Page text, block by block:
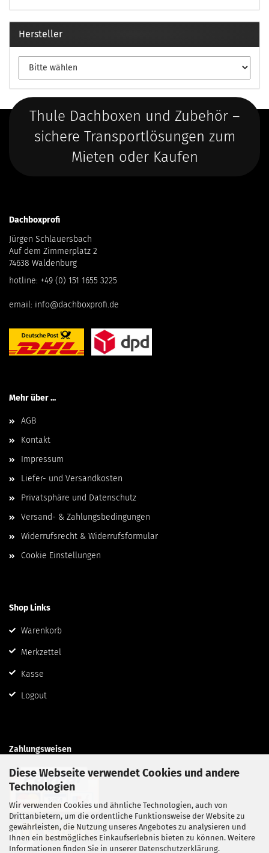
Diese Webseite verwendet Cookies und andere
Technologien
Wir verwenden Cookies und ähnliche Technologien, auch von
Drittanbietern, um die ordentliche Funktionsweise der Website zu
gewährleisten, die Nutzung unseres Angebotes zu analysieren und
Ihnen ein bestmögliches Einkaufserlebnis bieten zu können. Weitere
Informationen finden Sie in unserer Datenschutzerklärung.
Hersteller
Thule Dachboxen und Zubehör –
sichere Transportlösungen zum
Mieten oder Kaufen
Dachboxprofi
Jürgen Schlauersbach
Auf dem Zimmerplatz 2
74638 Waldenburg
hotline: +49 (0) 151 1655 3225
email: info@dachboxprofi.de
Mehr über ...
AGB
Kontakt
Impressum
Liefer- und Versandkosten
Privatsphäre und Datenschutz
Versand- & Zahlungsbedingungen
Widerrufsrecht & Widerrufsformular
Cookie Einstellungen
Shop Links
Warenkorb
Merkzettel
Kasse
Logout
Zahlungsweisen